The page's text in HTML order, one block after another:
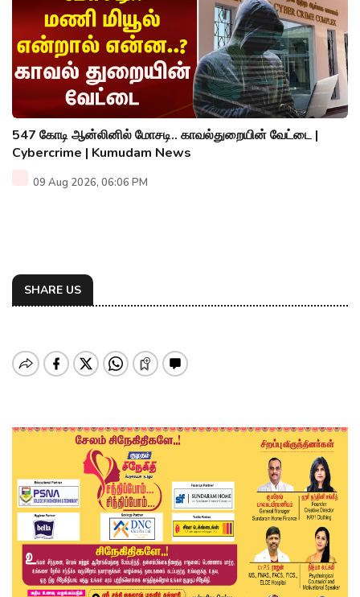
547 கோடி ஆன்லினில் மோசடி.. காவல்துறையின் வேட்டை |
Cybercrime | Kumudam News
09 Aug 2026, 06:06 PM
SHARE US